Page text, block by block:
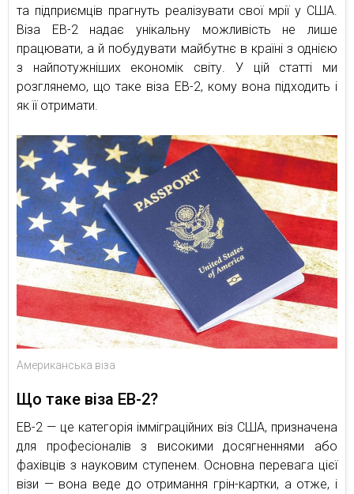
та підприємців прагнуть реалізувати свої мрії у США.
Віза EB-2 надає унікальну можливість не лише
працювати, а й побудувати майбутнє в країні з однією
з найпотужніших економік світу. У цій статті ми
розглянемо, що таке віза EB-2, кому вона підходить і
як її отримати.
Американська віза
Що таке віза EB-2?
EB-2 — це категорія імміграційних віз США, призначена
для професіоналів з високими досягненнями або
фахівців з науковим ступенем. Основна перевага цієї
візи — вона веде до отримання грін-картки, а отже, і